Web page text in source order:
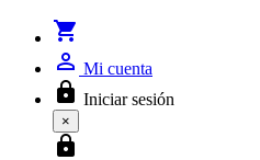
shopping_cart
person_outline Mi cuenta
lock Iniciar sesión
×
lock